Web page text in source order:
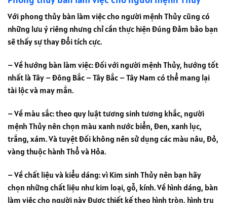
Với phong thủy bàn làm việc cho người mệnh Thủy cũng có
những lưu ý riêng nhưng chỉ cần thực hiện đúng đảm bảo bạn
sẽ thấy sự thay đổi tích cực.
– Về hướng bàn làm việc: đối với người mệnh Thủy, hướng tốt
nhất là Tây – Đông Bắc – Tây Bắc – Tây Nam có thể mang lại
tài lộc và may mắn.
– Về màu sắc: theo quy luật tương sinh tương khắc, người
mệnh Thủy nên chọn màu xanh nước biển, đen, xanh lục,
trắng, xám. Và tuyệt đối không nên sử dụng các màu nâu, đỏ,
vàng thuộc hành Thổ và Hỏa.
– Về chất liệu và kiểu dáng: vì Kim sinh Thủy nên bạn hãy
chọn những chất liệu như kim loại, gỗ, kính. Về hình dáng, bàn
làm việc cho người này được thiết kế theo hình tròn, hình trụ